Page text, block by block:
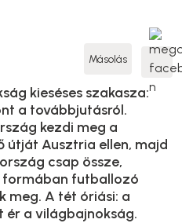
Másolás
kieséses szakasza:
a továbbjutásról.
kezdi meg a
útját Ausztria ellen, majd
csap össze,
formában futballozó
meg. A tét óriási: a
ér a világbajnokság.